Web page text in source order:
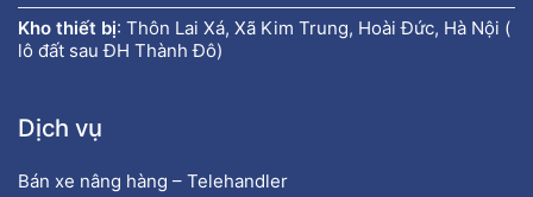
Kho thiết bị: Thôn Lai Xá, Xã Kim Trung, Hoài Đức, Hà Nội (
lô đất sau ĐH Thành Đô)
Dịch vụ
Bán xe nâng hàng – Telehandler